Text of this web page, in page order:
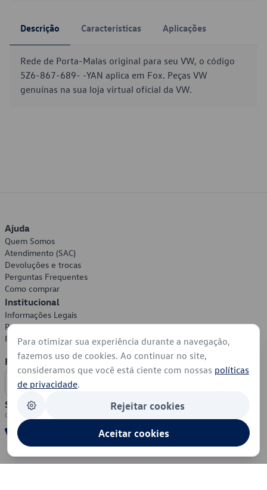
Descrição Características Aplicações
Rede de Porta-Malas original para seu VW, o código
5Z6-867-689- -YAN aplica em Fox. Peças VW
genuínas na sua loja virtual oficial da VW.
Ajuda
Quem Somos
Atendimento (SAC)
Devoluções e trocas
Perguntas Frequentes
Como comprar
Institucional
Informações Legais
Política de Privacidade
Política de Cookies
Formas de Pagamento
Segurança
Para otimizar sua experiência durante a navegação,
fazemos uso de cookies. Ao continuar no site,
consideramos que você está ciente com nossas políticas
de privacidade.
Rejeitar cookies
Aceitar cookies